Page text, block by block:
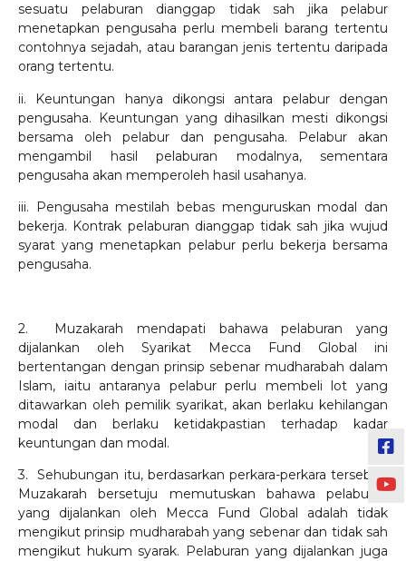
sesuatu pelaburan dianggap tidak sah jika pelabur
menetapkan pengusaha perlu membeli barang tertentu
contohnya sejadah, atau barangan jenis tertentu daripada
orang tertentu.
ii. Keuntungan hanya dikongsi antara pelabur dengan
pengusaha. Keuntungan yang dihasilkan mesti dikongsi
bersama oleh pelabur dan pengusaha. Pelabur akan
mengambil hasil pelaburan modalnya, sementara
pengusaha akan memperoleh hasil usahanya.
iii. Pengusaha mestilah bebas menguruskan modal dan
bekerja. Kontrak pelaburan dianggap tidak sah jika wujud
syarat yang menetapkan pelabur perlu bekerja bersama
pengusaha.
2. Muzakarah mendapati bahawa pelaburan yang
dijalankan oleh Syarikat Mecca Fund Global ini
bertentangan dengan prinsip sebenar mudharabah dalam
Islam, iaitu antaranya pelabur perlu membeli lot yang
ditawarkan oleh pemilik syarikat, akan berlaku kehilangan
modal dan berlaku ketidakpastian terhadap kadar
keuntungan dan modal.
3. Sehubungan itu, berdasarkan perkara-perkara tersebut,
Muzakarah bersetuju memutuskan bahawa pelaburan
yang dijalankan oleh Mecca Fund Global adalah tidak
mengikut prinsip mudharabah yang sebenar dan tidak sah
mengikut hukum syarak. Pelaburan yang dijalankan juga